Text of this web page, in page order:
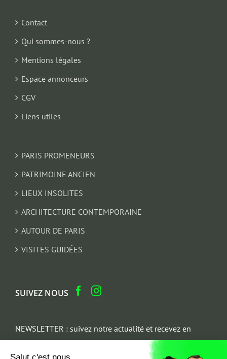
Contact
Qui sommes-nous ?
Mentions légales
Espace annonceurs
CGV
Liens utiles
PARIS PROMENEURS
PATRIMOINE ANCIEN
LIEUX INSOLITES
ARCHITECTURE CONTEMPORAINE
AUTOUR DE PARIS
VISITES GUIDÉES
SUIVEZ NOUS
NEWSLETTER : suivez notre actualité et recevez en
cadeau un parcours architectural du Marais
Salut c'est nous...